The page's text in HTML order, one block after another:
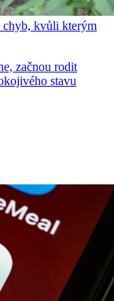
chyb, kvůli kterým
začnou rodit
stavu